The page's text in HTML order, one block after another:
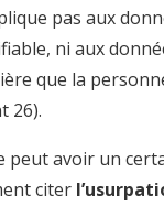
pas aux
ni aux
que la
26).
peut avoir un
citer